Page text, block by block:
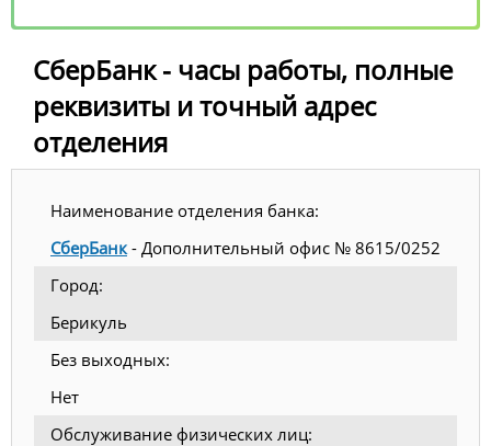
СберБанк - часы работы, полные
реквизиты и точный адрес
отделения
Наименование отделения банка:
СберБанк - Дополнительный офис № 8615/0252
Город:
Берикуль
Без выходных:
Нет
Обслуживание физических лиц: